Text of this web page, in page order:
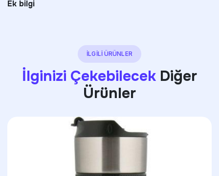
Ek bilgi
İLGİLİ ÜRÜNLER
İlginizi Çekebilecek Diğer
Ürünler